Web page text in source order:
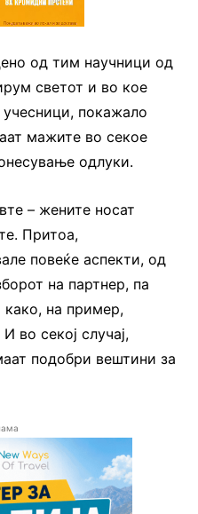
од тим научници од
светот и во кое
покажало
мажите во секое
одлуки.
– жените носат
Притоа,
повеќе аспекти, од
на партнер, па
на пример,
во секој случај,
подобри вештини за